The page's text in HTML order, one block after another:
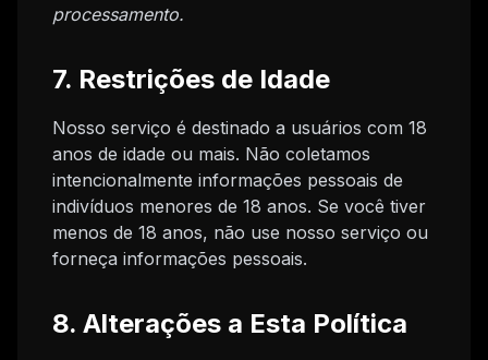
processamento.
7. Restrições de Idade
Nosso serviço é destinado a usuários com 18
anos de idade ou mais. Não coletamos
intencionalmente informações pessoais de
indivíduos menores de 18 anos. Se você tiver
menos de 18 anos, não use nosso serviço ou
forneça informações pessoais.
8. Alterações a Esta Política